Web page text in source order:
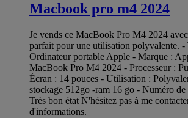
Macbook pro m4 2024
Je vends ce MacBook Pro M4 2024
parfait pour une utilisation polyvalente. -
Ordinateur portable Apple - Marque :
MacBook Pro M4 2024 - Processeur :
Écran : 14 pouces - Utilisation :
stockage 512go -ram 16 go - Numéro
Très bon état N'hésitez pas à me
d'informations.